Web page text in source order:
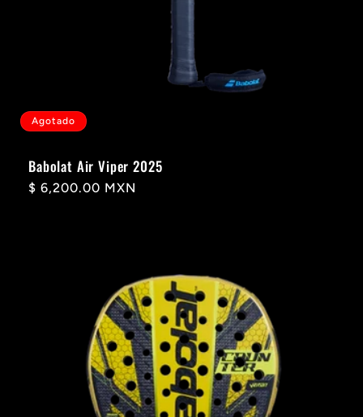
Agotado
Babolat Air Viper 2025
Precio
$ 6,200.00 MXN